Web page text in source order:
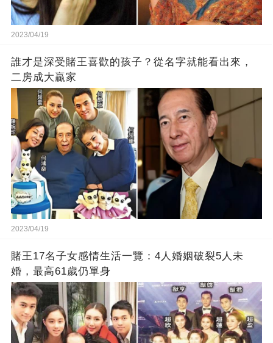
2023/04/19
誰才是深受賭王喜歡的孩子？從名字就能看出來，
二房成大贏家
2023/04/19
賭王17名子女感情生活一覽：4人婚姻破裂5人未
婚，最高61歲仍單身